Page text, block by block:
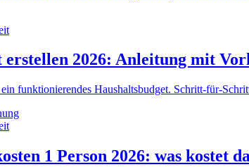
erstellen 2026: Anleitung mit
funktionierendes Haushaltsbudget. Schritt-für-
1 Person 2026: was kostet